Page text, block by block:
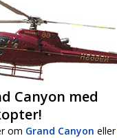
Canyon med
om Grand Canyon eller